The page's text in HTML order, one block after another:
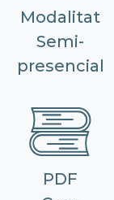
Modalitat
Semi-
presencial
PDF